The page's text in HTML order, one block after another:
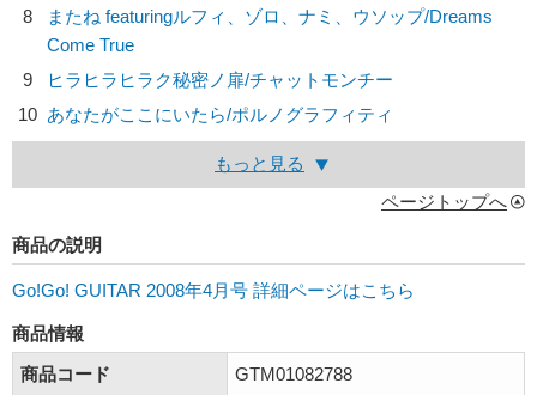
8
またね featuringルフィ、ゾロ、ナミ、ウソップ/Dreams
Come True
9
ヒラヒラヒラク秘密ノ扉/チャットモンチー
10 あなたがここにいたら/ポルノグラフィティ
もっと見る
ページトップへ
商品の説明
Go!Go! GUITAR 2008年4月号 詳細ページはこちら
商品情報
商品コード
GTM01082788